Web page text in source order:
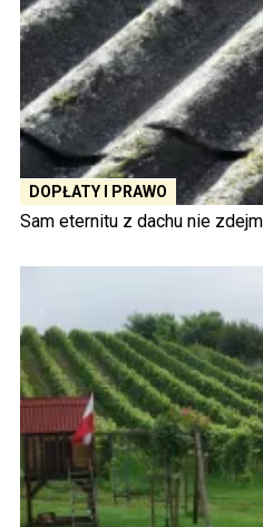
DOPŁATY I PRAWO
Sam eternitu z dachu nie